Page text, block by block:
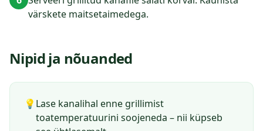
värskete maitsetaimedega.
Nipid ja nõuanded
💡 Lase kanalihal enne grillimist
toatemperatuurini soojeneda – nii küpseb